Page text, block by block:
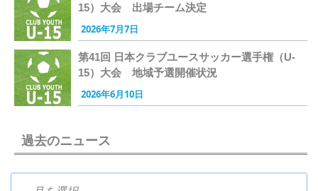
15）大会 出場チーム決定
2026年7月7日
第41回 日本クラブユースサッカー選手権（U-
15）大会 地域予選開催状況
2026年6月10日
過去のニュース